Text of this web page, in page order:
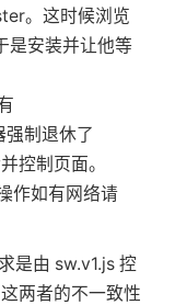
。这时候浏览
是安装并让他等
制退休了
控制页面。
作如有网络请
是由 sw.v1.js 控
两者的不一致性